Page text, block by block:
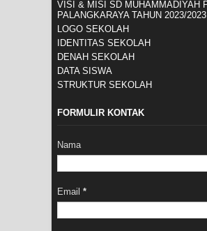
VISI & MISI SD MUHAMMADIYAH
PALANGKARAYA TAHUN 2023/2023
LOGO SEKOLAH
IDENTITAS SEKOLAH
DENAH SEKOLAH
DATA SISWA
STRUKTUR SEKOLAH
FORMULIR KONTAK
Nama
Email *